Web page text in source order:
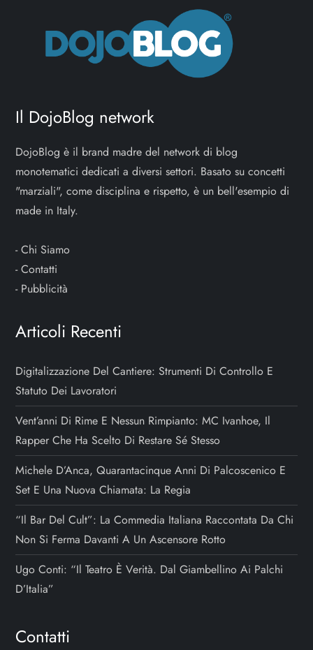
Il DojoBlog network
DojoBlog è il brand madre del network di blog
monotematici dedicati a diversi settori. Basato su concetti
"marziali", come disciplina e rispetto, è un bell'esempio di
made in Italy.
-Chi Siamo
-Contatti
- Pubblicità
Articoli Recenti
Digitalizzazione Del Cantiere: Strumenti Di Controllo E
Statuto Dei Lavoratori
Vent’anni Di Rime E Nessun Rimpianto: MC Ivanhoe, Il
Rapper Che Ha Scelto Di Restare Sé Stesso
Michele D’Anca, Quarantacinque Anni Di Palcoscenico E
Set E Una Nuova Chiamata: La Regia
“Il Bar Del Cult”: La Commedia Italiana Raccontata Da Chi
Non Si Ferma Davanti A Un Ascensore Rotto
Ugo Conti: “Il Teatro È Verità. Dal Giambellino Ai Palchi
D’Italia”
Contatti